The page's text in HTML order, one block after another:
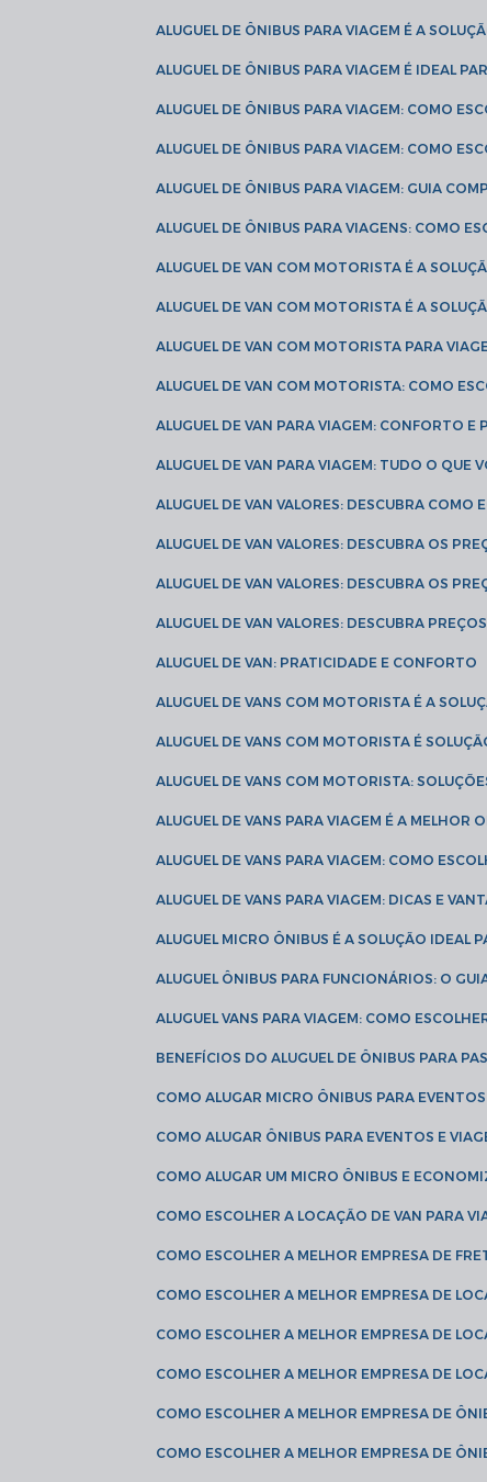
ALUGUEL DE ÔNIBUS PARA VIAGEM É A
ALUGUEL DE ÔNIBUS PARA VIAGEM É IDEAL
ALUGUEL DE ÔNIBUS PARA VIAGEM: COMO
ALUGUEL DE ÔNIBUS PARA VIAGEM: COMO
ALUGUEL DE ÔNIBUS PARA VIAGEM: GUIA
ALUGUEL DE ÔNIBUS PARA VIAGENS: COMO
ALUGUEL DE VAN COM MOTORISTA É A
ALUGUEL DE VAN COM MOTORISTA É A
ALUGUEL DE VAN COM MOTORISTA PARA
ALUGUEL DE VAN COM MOTORISTA: COMO
ALUGUEL DE VAN PARA VIAGEM: CONFORTO E
ALUGUEL DE VAN PARA VIAGEM: TUDO O QUE
ALUGUEL DE VAN VALORES: DESCUBRA
ALUGUEL DE VAN VALORES: DESCUBRA OS
ALUGUEL DE VAN VALORES: DESCUBRA OS
ALUGUEL DE VAN VALORES: DESCUBRA
ALUGUEL DE VAN: PRATICIDADE E CONFORTO
ALUGUEL DE VANS COM MOTORISTA É A
ALUGUEL DE VANS COM MOTORISTA É
ALUGUEL DE VANS COM MOTORISTA:
ALUGUEL DE VANS PARA VIAGEM É A
ALUGUEL DE VANS PARA VIAGEM: COMO
ALUGUEL DE VANS PARA VIAGEM: DICAS E
ALUGUEL MICRO ÔNIBUS É A SOLUÇÃO IDEAL
ALUGUEL ÔNIBUS PARA FUNCIONÁRIOS: O
ALUGUEL VANS PARA VIAGEM: COMO
BENEFÍCIOS DO ALUGUEL DE ÔNIBUS PARA
COMO ALUGAR MICRO ÔNIBUS PARA
COMO ALUGAR ÔNIBUS PARA EVENTOS E
COMO ALUGAR UM MICRO ÔNIBUS E
COMO ESCOLHER A LOCAÇÃO DE VAN PARA
COMO ESCOLHER A MELHOR EMPRESA DE
COMO ESCOLHER A MELHOR EMPRESA DE
COMO ESCOLHER A MELHOR EMPRESA DE
COMO ESCOLHER A MELHOR EMPRESA DE
COMO ESCOLHER A MELHOR EMPRESA DE
COMO ESCOLHER A MELHOR EMPRESA DE